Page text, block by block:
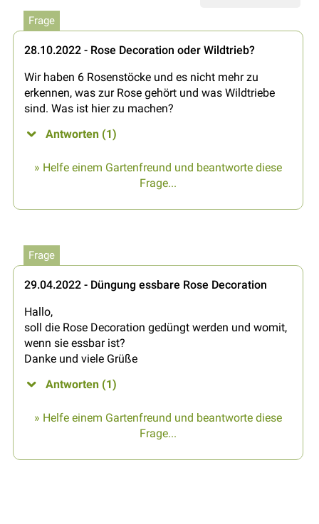
Frage
28.10.2022 - Rose Decoration oder Wildtrieb?
Wir haben 6 Rosenstöcke und es nicht mehr zu
erkennen, was zur Rose gehört und was Wildtriebe
sind. Was ist hier zu machen?
Antworten (1)
» Helfe einem Gartenfreund und beantworte diese
Frage...
Frage
29.04.2022 - Düngung essbare Rose Decoration
Hallo,
soll die Rose Decoration gedüngt werden und womit,
wenn sie essbar ist?
Danke und viele Grüße
Antworten (1)
» Helfe einem Gartenfreund und beantworte diese
Frage...